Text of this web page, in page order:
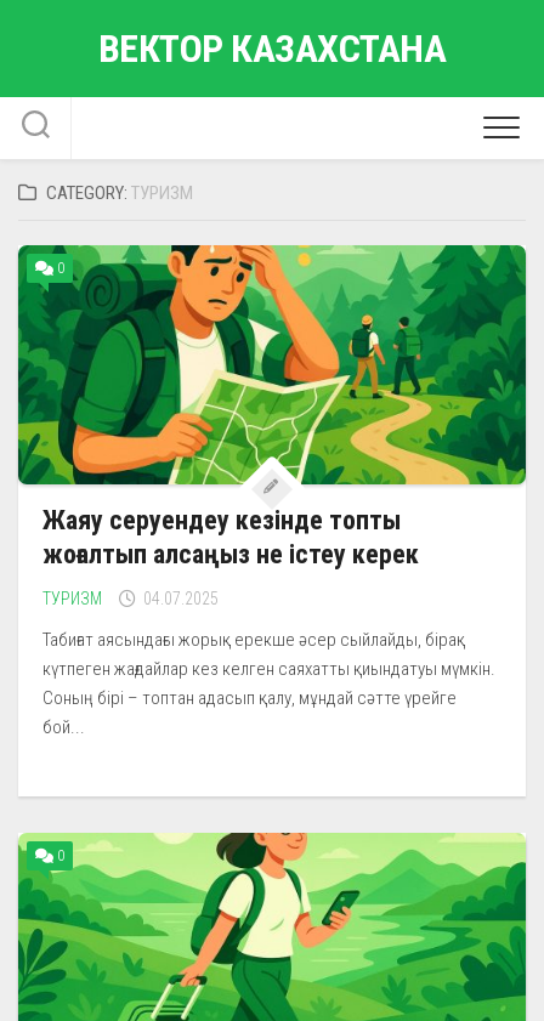
ВЕКТОР КАЗАХСТАНА
CATEGORY: ТУРИЗМ
0
Жаяу серуендеу кезінде топты
жоғалтып алсаңыз не істеу керек
ТУРИЗМ 04.07.2025
Табиғат аясындағы жорық ерекше әсер сыйлайды, бірақ
күтпеген жағдайлар кез келген саяхатты қиындатуы мүмкін.
Соның бірі – топтан адасып қалу, мұндай сәтте үрейге
бой...
0